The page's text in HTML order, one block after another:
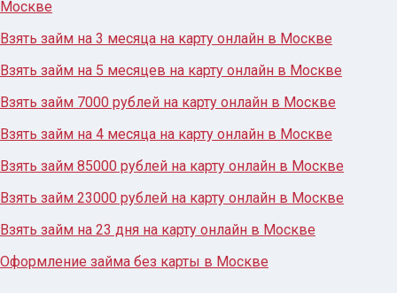
Москве
Взять займ на 3 месяца на карту онлайн в Москве
Взять займ на 5 месяцев на карту онлайн в Москве
Взять займ 7000 рублей на карту онлайн в Москве
Взять займ на 4 месяца на карту онлайн в Москве
Взять займ 85000 рублей на карту онлайн в Москве
Взять займ 23000 рублей на карту онлайн в Москве
Взять займ на 23 дня на карту онлайн в Москве
Оформление займа без карты в Москве